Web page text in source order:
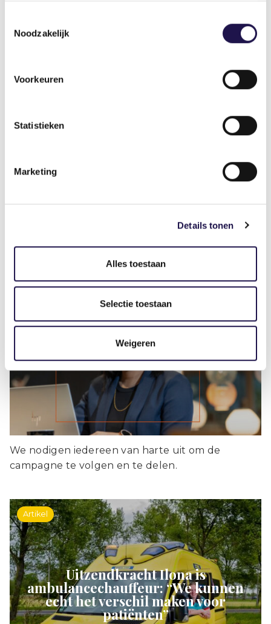
Noodzakelijk
Voorkeuren
Statistieken
Marketing
Details tonen
Alles toestaan
Selectie toestaan
Weigeren
Nieuwe campagne laat
maatschappelijke waarde van
uitzenden zien
We nodigen iedereen van harte uit om de
campagne te volgen en te delen.
Artikel
Uitzendkracht Ilona is
ambulancechauffeur: “We kunnen
echt het verschil maken voor
patiënten”